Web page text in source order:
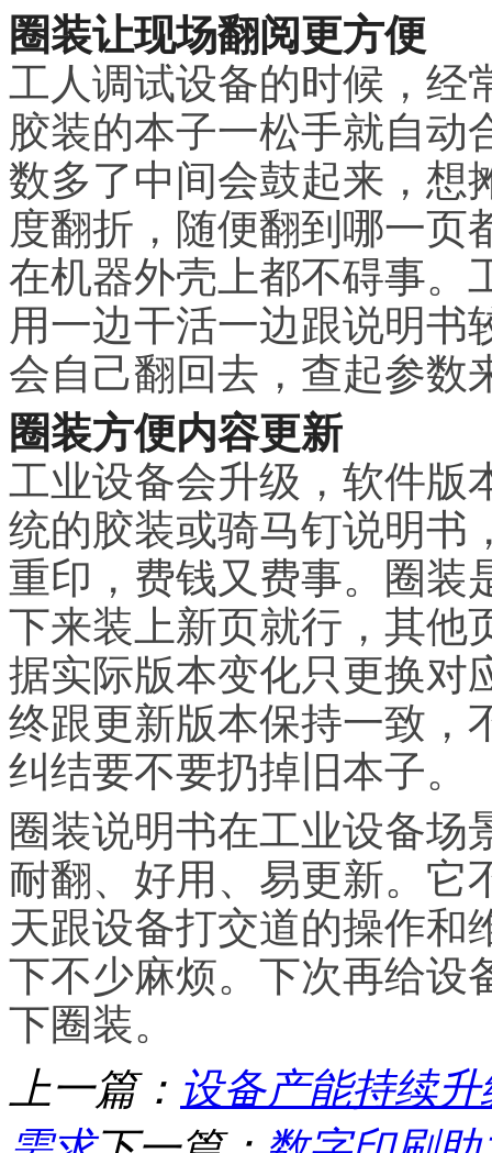
圈装让现场翻阅更方便
工人调试设备的时候，经
胶装的本子一松手就自动
数多了中间会鼓起来，想
度翻折，随便翻到哪一页
在机器外壳上都不碍事。
用一边干活一边跟说明书
会自己翻回去，查起参数
圈装方便内容更新
工业设备会升级，软件版
统的胶装或骑马钉说明书
重印，费钱又费事。圈装
下来装上新页就行，其他
据实际版本变化只更换对
终跟更新版本保持一致，
纠结要不要扔掉旧本子。
圈装说明书在工业设备场
耐翻、好用、易更新。它
天跟设备打交道的操作和
下不少麻烦。下次再给设
下圈装。
上一篇： 设备产能持续